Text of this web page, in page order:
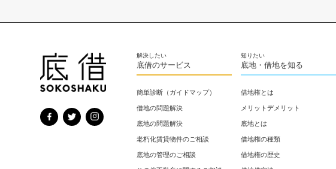
底借のサービス
簡単診断（ガイドマップ）
借地の問題解決
底地の問題解決
老朽化賃貸物件のご相談
底地の管理のご相談
底地・借地を知る
借地権とは
メリットデメリット
底地とは
借地権の種類
借地権の歴史